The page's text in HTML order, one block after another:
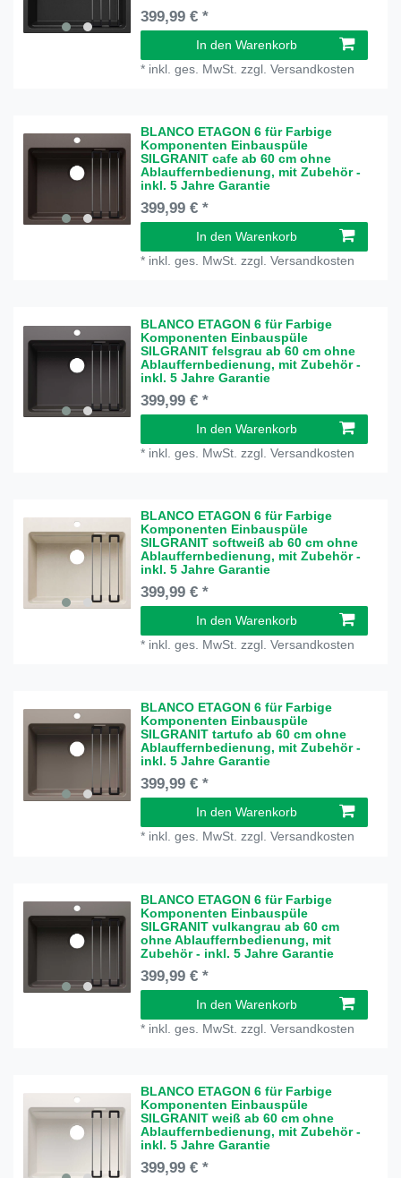
399,99 € *
In den Warenkorb
* inkl. ges. MwSt. zzgl.Versandkosten
BLANCO ETAGON 6 für Farbige
Komponenten Einbauspüle
SILGRANIT cafe ab 60 cm ohne
Ablauffernbedienung, mit Zubehör -
inkl. 5 Jahre Garantie
399,99 € *
In den Warenkorb
* inkl. ges. MwSt. zzgl.Versandkosten
BLANCO ETAGON 6 für Farbige
Komponenten Einbauspüle
SILGRANIT felsgrau ab 60 cm ohne
Ablauffernbedienung, mit Zubehör -
inkl. 5 Jahre Garantie
399,99 € *
In den Warenkorb
* inkl. ges. MwSt. zzgl.Versandkosten
BLANCO ETAGON 6 für Farbige
Komponenten Einbauspüle
SILGRANIT softweiß ab 60 cm ohne
Ablauffernbedienung, mit Zubehör -
inkl. 5 Jahre Garantie
399,99 € *
In den Warenkorb
* inkl. ges. MwSt. zzgl.Versandkosten
BLANCO ETAGON 6 für Farbige
Komponenten Einbauspüle
SILGRANIT tartufo ab 60 cm ohne
Ablauffernbedienung, mit Zubehör -
inkl. 5 Jahre Garantie
399,99 € *
In den Warenkorb
* inkl. ges. MwSt. zzgl.Versandkosten
BLANCO ETAGON 6 für Farbige
Komponenten Einbauspüle
SILGRANIT vulkangrau ab 60 cm
ohne Ablauffernbedienung, mit
Zubehör - inkl. 5 Jahre Garantie
399,99 € *
In den Warenkorb
* inkl. ges. MwSt. zzgl.Versandkosten
BLANCO ETAGON 6 für Farbige
Komponenten Einbauspüle
SILGRANIT weiß ab 60 cm ohne
Ablauffernbedienung, mit Zubehör -
inkl. 5 Jahre Garantie
399,99 € *